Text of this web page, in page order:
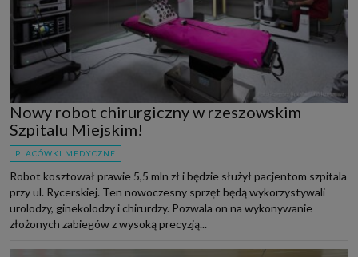
Nowy robot chirurgiczny w rzeszowskim
Szpitalu Miejskim!
PLACÓWKI MEDYCZNE
Robot kosztował prawie 5,5 mln zł i będzie służył pacjentom szpitala
przy ul. Rycerskiej. Ten nowoczesny sprzęt będą wykorzystywali
urolodzy, ginekolodzy i chirurdzy. Pozwala on na wykonywanie
złożonych zabiegów z wysoką precyzją...